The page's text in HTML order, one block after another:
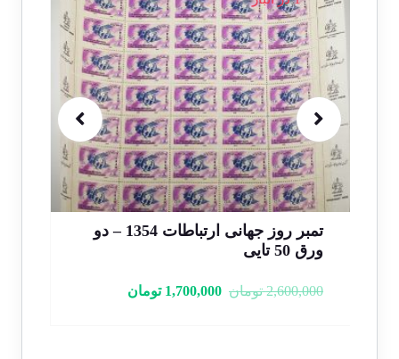
تمبر روز جهانی ارتباطات 1354 – دو
ورق 50 تایی
2,600,000 تومان 1,700,000 تومان